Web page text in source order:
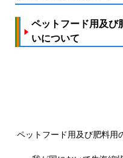
ペットフード用及び
いについて
ペットフード用及び肥料用